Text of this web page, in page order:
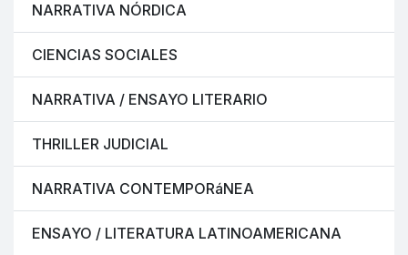
NARRATIVA NÓRDICA
CIENCIAS SOCIALES
NARRATIVA / ENSAYO LITERARIO
THRILLER JUDICIAL
NARRATIVA CONTEMPORáNEA
ENSAYO / LITERATURA LATINOAMERICANA